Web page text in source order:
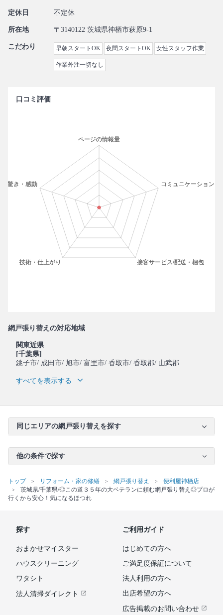
定休日 不定休
所在地 〒3140122 茨城県神栖市萩原9-1
こだわり 早朝スタートOK 夜間スタートOK 女性スタッフ作業
作業外注一切なし
口コミ評価
網戸張り替えの対応地域
関東近県
[千葉県]
銚子市/ 成田市/ 旭市/ 富里市/ 香取市/ 香取郡/ 山武郡
すべてを表示する
同じエリアの網戸張り替えを探す
他の条件で探す
トップ リフォーム・家の修繕 網戸張り替え
便利屋神栖店
茨城県/千葉県/◎この道３５年の大ベテランに頼む網戸張り替え◎プロが
行くから安心！気になるほつれ
探す
おまかせマイスター
ハウスクリーニング
ワタシト
法人清掃ダイレクト
ご利用ガイド
はじめての方へ
ご満足度保証について
法人利用の方へ
出店希望の方へ
広告掲載のお問い合わせ